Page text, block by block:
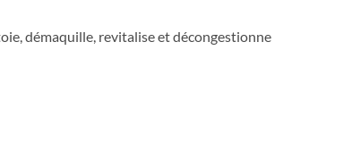
démaquille, revitalise et décongestionne